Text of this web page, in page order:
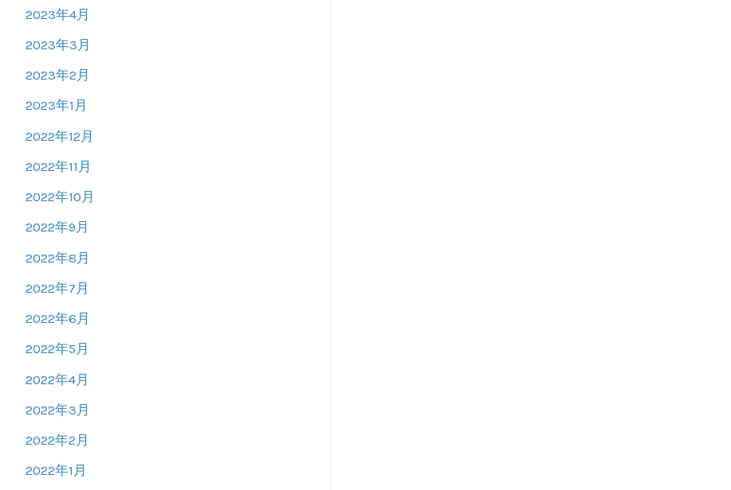
2023年4月
2023年3月
2023年2月
2023年1月
2022年12月
2022年11月
2022年10月
2022年9月
2022年8月
2022年7月
2022年6月
2022年5月
2022年4月
2022年3月
2022年2月
2022年1月